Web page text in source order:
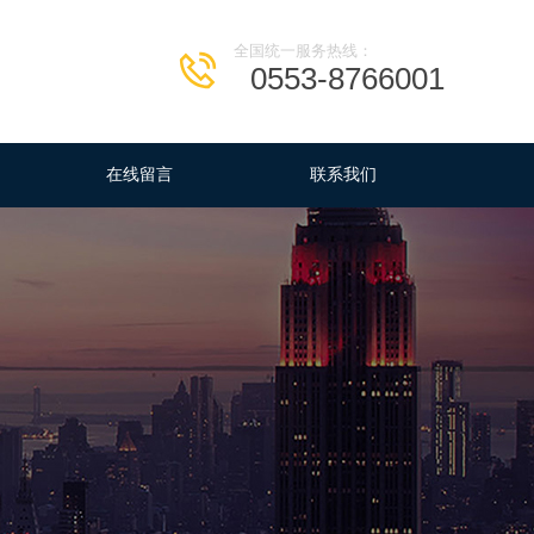
全国统一服务热线：
0553-8766001
在线留言 联系我们